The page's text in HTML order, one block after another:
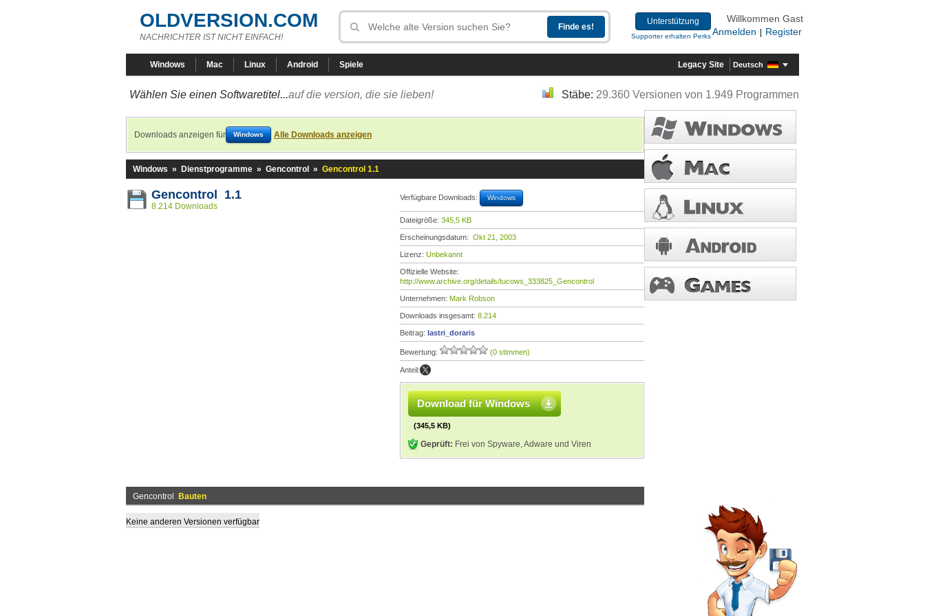
OLDVERSION.COM
NACHRICHTER IST NICHT EINFACH!
Unterstützung
Supporter erhalten Perks
Willkommen Gast
Anmelden
Register
Windows Mac Linux Android Spiele Legacy Site Deutsch
Wählen Sie einen Softwaretitel...auf die version, die sie lieben! Stäbe: 29.360 Versionen von 1.949 Programmen
Downloads anzeigen für Windows Alle Downloads anzeigen
Windows » Dienstprogramme » Gencontrol » Gencontrol 1.1
Gencontrol 1.1
8.214 Downloads
Verfügbare Downloads: Windows
Dateigröße: 345,5 KB
Erscheinungsdatum: Okt 21, 2003
Lizenz: Unbekannt
Offizielle Website:
http://www.archive.org/details/tucows_333825_Gencontrol
Unternehmen: Mark Robson
Downloads insgesamt: 8.214
Beitrag: lastri_doraris
Bewertung: (0 stimmen)
Anteil:
Download für Windows
(345,5 KB)
Geprüft: Frei von Spyware, Adware und Viren
Gencontrol Bauten
Keine anderen Versionen verfügbar